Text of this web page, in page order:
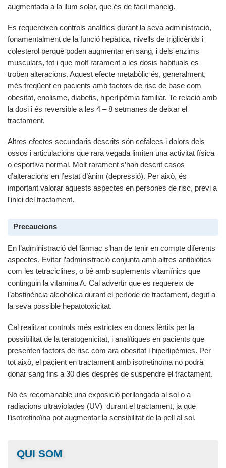
augmentada a la llum solar, que és de fàcil maneig.
Es requereixen controls analítics durant la seva administració,
fonamentalment de la funció hepàtica, nivells de triglicèrids i
colesterol perquè poden augmentar en sang, i dels enzims
musculars, tot i que molt rarament a les dosis habituals es
troben alteracions. Aquest efecte metabòlic és, generalment,
més freqüent en pacients amb factors de risc de base com
obesitat, enolisme, diabetis, hiperlipèmia familiar. Te relació amb
la dosi i és reversible a les 4 – 8 setmanes de deixar el
tractament.
Altres efectes secundaris descrits són cefalees i dolors dels
ossos i articulacions que rara vegada limiten una activitat física
o esportiva normal. Molt rarament s’han descrit casos
d’alteracions en l’estat d’ànim (depressió). Per això, és
important valorar aquests aspectes en persones de risc, previ a
l'inici del tractament.
Precaucions
En l’administració del fàrmac s’han de tenir en compte diferents
aspectes. Evitar l’administració conjunta amb altres antibiòtics
com les tetraciclines, o bé amb suplements vitamínics que
continguin la vitamina A. Cal advertir que es requereix de
l’abstinència alcohòlica durant el període de tractament, degut a
la seva possible hepatotoxicitat.
Cal realitzar controls més estrictes en dones fèrtils per la
possibilitat de la teratogenicitat, i analítiques en pacients que
presenten factors de risc com ara obesitat i hiperlipèmies. Per
tot això, el pacient en tractament amb isotretinoïna no podrà
donar sang fins a 30 dies després de suspendre el tractament.
No és recomanable una exposició perllongada al sol o a
radiacions ultraviolades (UV) durant el tractament, ja que
l’isotretinoïna pot augmentar la sensibilitat de la pell al sol.
QUI SOM